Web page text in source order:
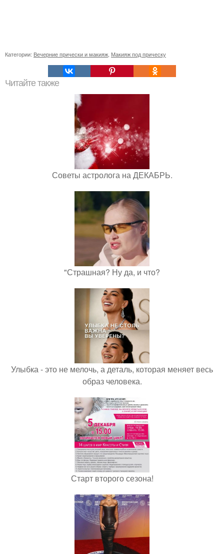
Категории: Вечерние прически и макияж Макияж под прическу
Читайте также
Советы астролога на ДЕКАБРЬ.
"Страшная? Ну да, и что?
Улыбка - это не мелочь, а деталь, которая меняет весь
образ человека.
Старт второго сезона!